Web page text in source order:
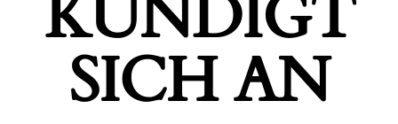
ÜNDIGT S
ICH AN